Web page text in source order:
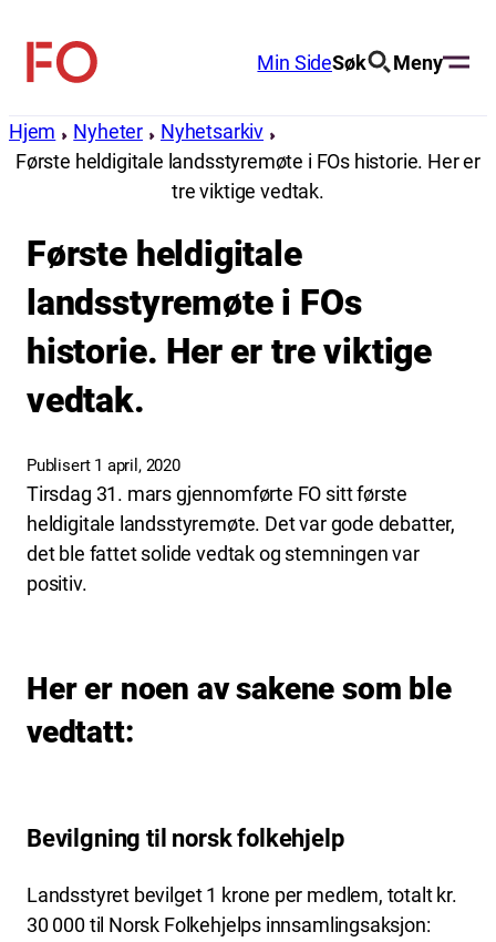
innhold
FO
Min SideSøk Meny
Hjem Nyheter
Nyhetsarkiv
Første heldigitale landsstyremøte i FOs historie. Her er
tre viktige vedtak.
Første heldigitale
landsstyremøte i FOs
historie. Her er tre viktige
vedtak.
Publisert 1 april, 2020
Tirsdag 31. mars gjennomførte FO sitt første
heldigitale landsstyremøte. Det var gode debatter,
det ble fattet solide vedtak og stemningen var
positiv.
Her er noen av sakene som ble
vedtatt:
Bevilgning til norsk folkehjelp
Landsstyret bevilget 1 krone per medlem, totalt kr.
30 000 til Norsk Folkehjelps innsamlingsaksjon: